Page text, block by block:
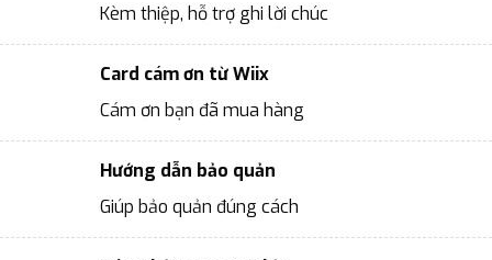
Kèm thiệp, hỗ trợ ghi lời chúc
Card cám ơn từ Wiix
Cám ơn bạn đã mua hàng
Hướng dẫn bảo quản
Giúp bảo quản đúng cách